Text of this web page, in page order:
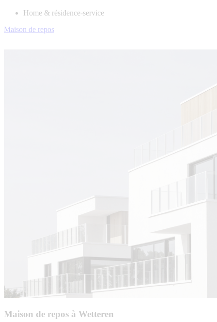
Home & résidence-service
Maison de repos
Maison de repos à Wetteren